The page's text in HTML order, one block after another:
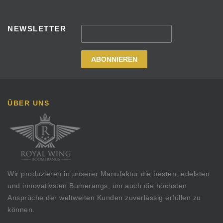
NEWSLETTER
ÜBER UNS
Wir produzieren in unserer Manufaktur die besten, edelsten
und innovativsten Bumerangs, um auch die höchsten
Ansprüche der weltweiten Kunden zuverlässig erfüllen zu
können.